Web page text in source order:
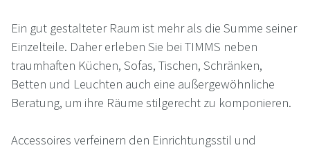
Ein gut gestalteter Raum ist mehr als die Summe seiner
Einzelteile. Daher erleben Sie bei TIMMS neben
traumhaften Küchen, Sofas, Tischen, Schränken,
Betten und Leuchten auch eine außergewöhnliche
Beratung, um ihre Räume stilgerecht zu komponieren.
Accessoires verfeinern den Einrichtungsstil und